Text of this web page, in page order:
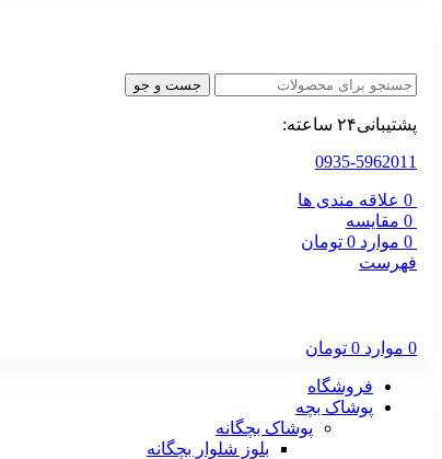
جست و جو
پشتیبانی۲۴ ساعته:
0935-5962011
0 علاقه مندی ها
0 مقایسه
0 موارد 0 تومان
فهرست
0 موارد 0 تومان
فروشگاه
پوشاک بچه
پوشاک بچگانه
بلوز شلوار بچگانه